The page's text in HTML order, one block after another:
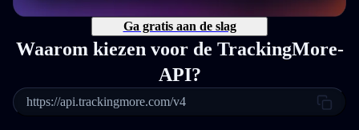
Ga gratis aan de slag
Waarom kiezen voor de TrackingMore-
API?
https://api.trackingmore.com/v4